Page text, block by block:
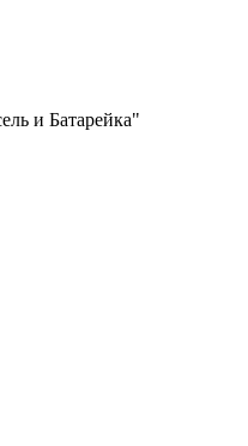
и Батарейка"